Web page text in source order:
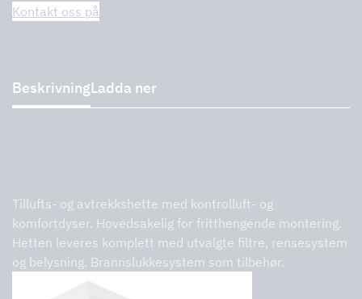
Kontakt oss på
BeskrivningLadda ner
Tillufts- og avtrekkshette med kontrolluft- og
komfortdyser. Hovedsakelig for fritthengende montering.
Hetten leveres komplett med utvalgte filtre, rensesystem
og belysning. Brannslukkesystem som tilbehør.